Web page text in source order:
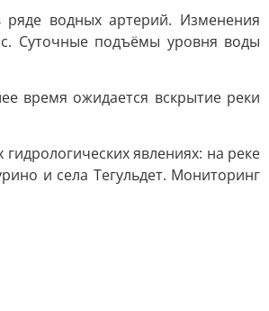
ряде водных артерий. Изменения
Суточные подъёмы уровня воды
время ожидается вскрытие реки
явлениях: на реке
и села Тегульдет. Мониторинг